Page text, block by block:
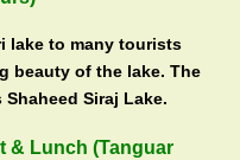
lake to many tourists
beauty of the lake. The
Siraj Lake.
& Lunch (Tanguar